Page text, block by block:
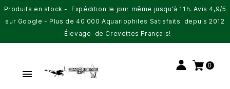
Produits en stock - Expédition le jour même jusqu'à 11h. Avis 4,9/5
sur Google - Plus de 40 000 Aquariophiles Satisfaits depuis 2012
- Élevage de Crevettes Français!

0